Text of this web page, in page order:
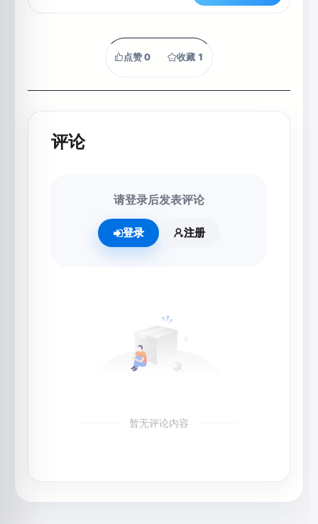
点赞0 收藏 1
评论
请登录后发表评论
登录 注册
暂无评论内容